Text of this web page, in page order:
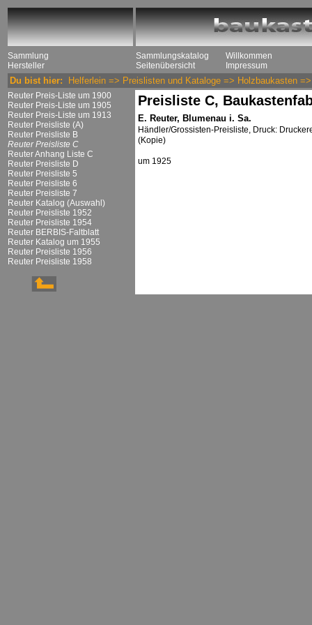
Sammlung
Hersteller
Sammlungskatalog
Seitenübersicht
Willkommen
Impressum
Du bist hier: Helferlein => Preislisten und Kataloge => Holzbaukasten
Reuter Preis-Liste um 1900
Reuter Preis-Liste um 1905
Reuter Preis-Liste um 1913
Reuter Preisliste (A)
Reuter Preisliste B
Reuter Preisliste C
Reuter Anhang Liste C
Reuter Preisliste D
Reuter Preisliste 5
Reuter Preisliste 6
Reuter Preisliste 7
Reuter Katalog (Auswahl)
Reuter Preisliste 1952
Reuter Preisliste 1954
Reuter BERBIS-Faltblatt
Reuter Katalog um 1955
Reuter Preisliste 1956
Reuter Preisliste 1958
Preisliste C,
E. Reuter, Blumenau i. Sa.
Händler/Grossisten-Preisliste, Druck:
(Kopie)
um 1925